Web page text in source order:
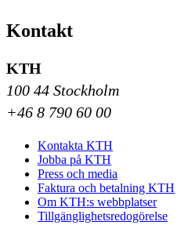
Kontakt
KTH
100 44 Stockholm
+46 8 790 60 00
Kontakta KTH
Jobba på KTH
Press och media
Faktura och betalning KTH
Om KTH:s webbplatser
Tillgänglighetsredogörelse